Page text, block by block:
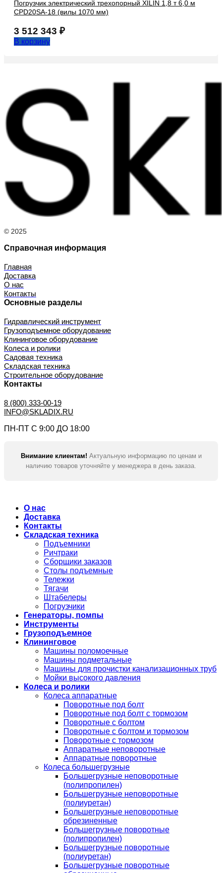
Погрузчик электрический трехопорный XILIN 1,8 т 6,0 м
CPD20SA-18 (вилы 1070 мм)
3 512 343 ₽
В корзину
© 2025
Справочная информация
Главная
Доставка
О нас
Контакты
Основные разделы
Гидравлический инструмент
Грузоподъемное оборудование
Клининговое оборудование
Колеса и ролики
Садовая техника
Складская техника
Строительное оборудование
Контакты
8 (800) 333-00-19
INFO@SKLADIX.RU
ПН-ПТ С 9:00 ДО 18:00
Внимание клиентам! Актуальную информацию по ценам и
наличию товаров уточняйте у менеджера в день заказа.
О нас
Доставка
Контакты
Складская техника
Подъемники
Ричтраки
Сборщики заказов
Столы подъемные
Тележки
Тягачи
Штабелеры
Погрузчики
Генераторы, помпы
Инструменты
Грузоподъемное
Клининговое
Машины поломоечные
Машины подметальные
Машины для прочистки канализационных труб
Мойки высокого давления
Колеса и ролики
Колеса аппаратные
Поворотные под болт
Поворотные под болт с тормозом
Поворотные с болтом
Поворотные с болтом и тормозом
Поворотные с тормозом
Аппаратные неповоротные
Аппаратные поворотные
Колеса большегрузные
Большегрузные неповоротные
(полипропилен)
Большегрузные неповоротные
(полиуретан)
Большегрузные неповоротные
обрезиненные
Большегрузные поворотные
(полипропилен)
Большегрузные поворотные
(полиуретан)
Большегрузные поворотные